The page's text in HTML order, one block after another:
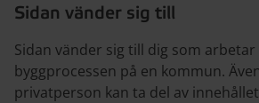
Sidan vänder sig till
Sidan vänder sig till dig som
byggprocessen på en kommun.
privatperson kan ta del av